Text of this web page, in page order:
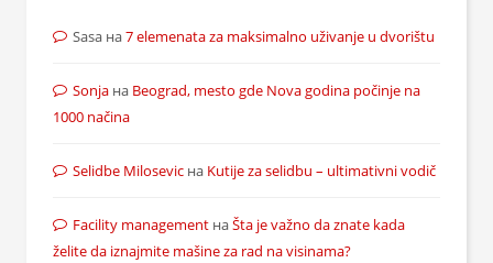
Sasa на7 elemenata za maksimalno uživanje u dvorištu
Sonja на Beograd, mesto gde Nova godina počinje na
1000 načina
Selidbe Milosevic на Kutije za selidbu – ultimativni vodič
Facility management наŠta je važno da znate kada
želite da iznajmite mašine za rad na visinama?